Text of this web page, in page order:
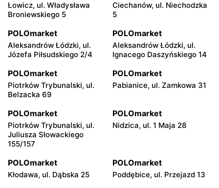
Łowicz, ul. Władysława
Broniewskiego 5
Ciechanów, ul. Niechodzka
5
POLOmarket
Aleksandrów Łódzki, ul.
Józefa Piłsudskiego 2/4
POLOmarket
Aleksandrów Łódzki, ul.
Ignacego Daszyńskiego 14
POLOmarket
Piotrków Trybunalski, ul.
Belzacka 69
POLOmarket
Pabianice, ul. Zamkowa 31
POLOmarket
Piotrków Trybunalski, ul.
Juliusza Słowackiego
155/157
POLOmarket
Nidzica, ul. 1 Maja 28
POLOmarket
Kłodawa, ul. Dąbska 25
POLOmarket
Poddębice, ul. Przejazd 13